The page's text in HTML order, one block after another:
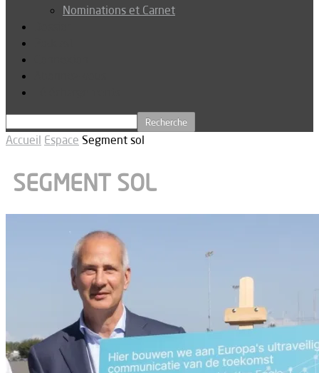
Nominations et Carnet
Accueil Espace Segment sol
SEGMENT SOL